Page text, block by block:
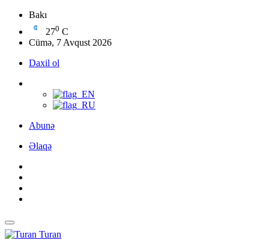
Bakı
270 C
Cümə, 7 Avqust 2026
Daxil ol
Abunə
Əlaqə
Turan